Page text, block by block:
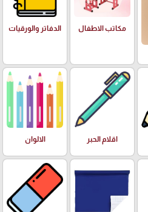
مكاتب الاطفال الدفاتر والورقيات
اقلام الحبر الالوان